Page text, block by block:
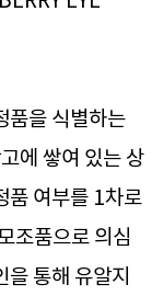
품을 식별하는
에 쌓여 있는 상
품 여부를 1차로
조품으로 의심
통해 유알지